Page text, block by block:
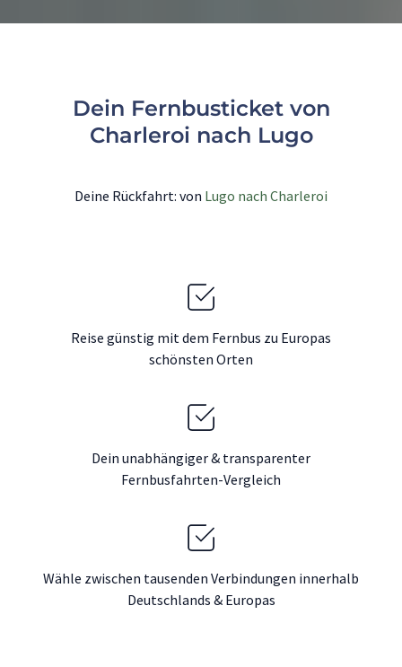
Dein Fernbusticket von
Charleroi nach Lugo
Deine Rückfahrt: von Lugo nach Charleroi
Reise günstig mit dem Fernbus zu Europas
schönsten Orten
Dein unabhängiger & transparenter
Fernbusfahrten-Vergleich
Wähle zwischen tausenden Verbindungen innerhalb
Deutschlands & Europas